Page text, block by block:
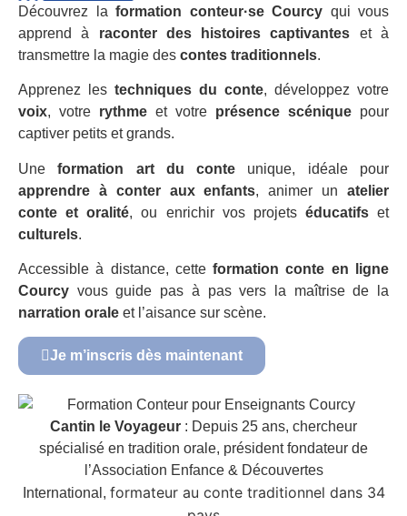
Découvrez la formation conteur·se Courcy qui vous
apprend à raconter des histoires captivantes et à
transmettre la magie des contes traditionnels.
Apprenez les techniques du conte, développez votre
voix, votre rythme et votre présence scénique pour
captiver petits et grands.
Uneformation art du conte unique, idéale pour
apprendre à conter aux enfants, animer unatelier
conte et oralité, ou enrichir vos projets éducatifset
culturels.
Accessible à distance, cetteformation conte en ligne
Courcy vous guide pas à pas vers la maîtrise de la
narration orale et l’aisance sur scène.
Je m’inscris dès maintenant
Cantin le Voyageur : Depuis 25 ans, chercheur
spécialisé en tradition orale, président fondateur de
l’Association Enfance & Découvertes
International, formateur au conte traditionnel dans 34